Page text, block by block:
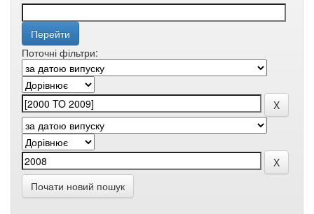
Поточні фільтри:
Почати новий пошук